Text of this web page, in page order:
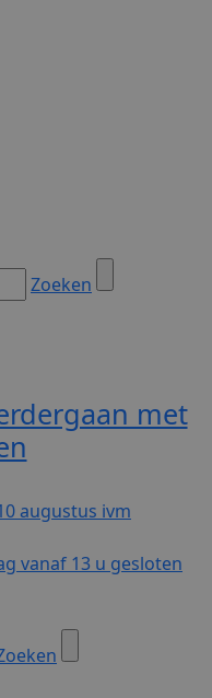
Zoeken
met
augustus ivm
vanaf 13 u gesloten